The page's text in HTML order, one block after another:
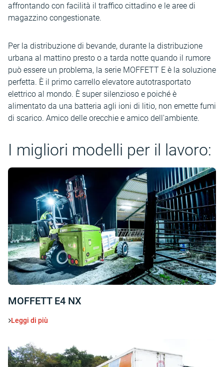
affrontando con facilità il traffico cittadino e le aree di
magazzino congestionate.
Per la distribuzione di bevande, durante la distribuzione
urbana al mattino presto o a tarda notte quando il rumore
può essere un problema, la serie MOFFETT E è la soluzione
perfetta. È il primo carrello elevatore autotrasportato
elettrico al mondo. È super silenzioso e poiché è
alimentato da una batteria agli ioni di litio, non emette fumi
di scarico. Amico delle orecchie e amico dell'ambiente.
I migliori modelli per il lavoro:
MOFFETT E4 NX
Leggi di più